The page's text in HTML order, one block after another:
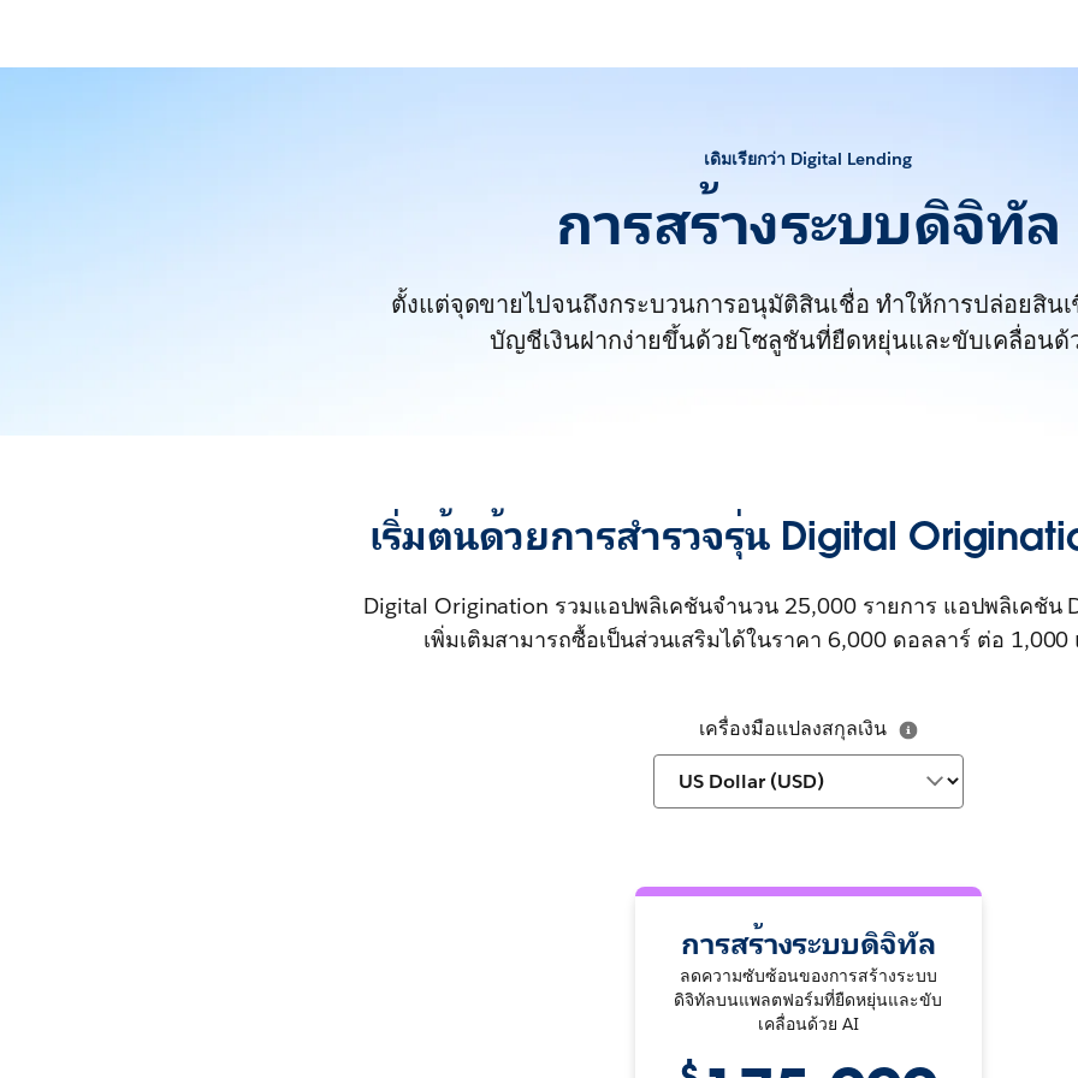
เดิมเรียกว่า Digital Lending
การสร้างระบบดิจิทัล
ตั้งแต่จุดขายไปจนถึงกระบวนการอนุมัติสินเชื่อ ทำให้การปล่อยสิน
บัญชีเงินฝากง่ายขึ้นด้วยโซลูชันที่ยืดหยุ่นและขับเคลื่อนด้
เริ่มต้นด้วยการสำรวจรุ่น Digital
Digital Origination รวมแอปพลิเคชันจำนวน 25,000 รายการ แอปพลิเคชัน
เพิ่มเติมสามารถซื้อเป็นส่วนเสริมได้ในราคา 6,000 ดอลลาร์ ต่อ
เครื่องมือแปลงสกุลเงิน
การสร้างระบบดิจิทัล
ลดความซับซ้อนของการสร้างระบบ
ดิจิทัลบนแพลตฟอร์มที่ยืดหยุ่นและขับ
เคลื่อนด้วย AI